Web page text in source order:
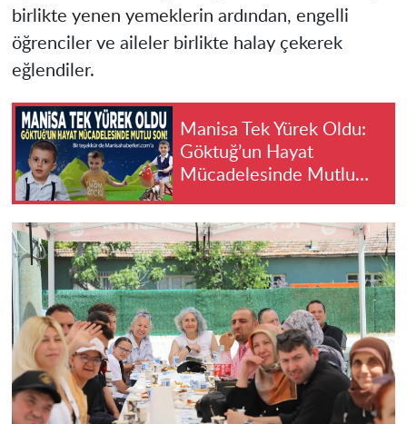
birlikte yenen yemeklerin ardından, engelli
öğrenciler ve aileler birlikte halay çekerek
eğlendiler.
Manisa Tek Yürek Oldu:
Göktuğ’un Hayat
Mücadelesinde Mutlu